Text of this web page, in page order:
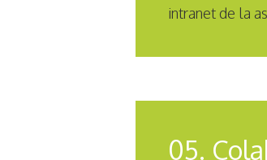
intranet de la
05.